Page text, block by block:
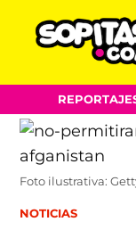
Skip
to
content
Foto ilustrativa:
POSTED
NOTICIAS